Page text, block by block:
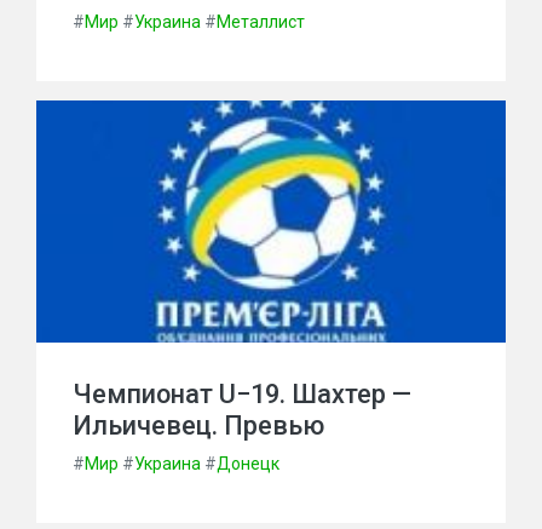
#Мир #Украина #Металлист
Чемпионат U−19. Шахтер —
Ильичевец. Превью
#Мир #Украина #Донецк